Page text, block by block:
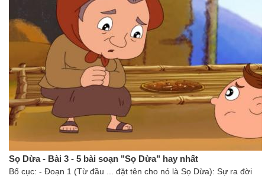
Sọ Dừa - Bài 3 - 5 bài soạn "Sọ Dừa" hay nhất
Bố cục: - Đoạn 1 (Từ đầu ... đặt tên cho nó là Sọ Dừa): Sự ra đời